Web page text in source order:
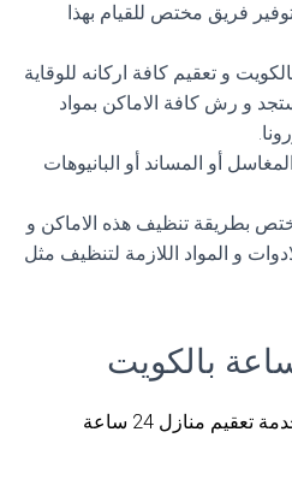
فريق مختص للقيام بهذا
24 ساعة بالكويت و تعقيم كافة اركانه للوقاية
و رش كافة الاماكن بمواد
أو المساند أو البانيوهات
بطريقة تنظيف هذه الاماكن و
و المواد اللازمة لتنظيف مثل
هل تسعى الى الحصول على خدمة تعقيم منازل 24 ساعة